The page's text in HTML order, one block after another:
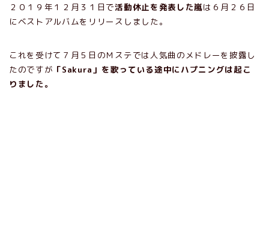
２０１９年１２月３１日で活動休止を発表した嵐は６月２６日
にベストアルバムをリリースしました。
これを受けて７月５日のＭステでは人気曲のメドレーを披露し
たのですが 「Sakura」を歌っている途中にハプニングは起こ
りました。